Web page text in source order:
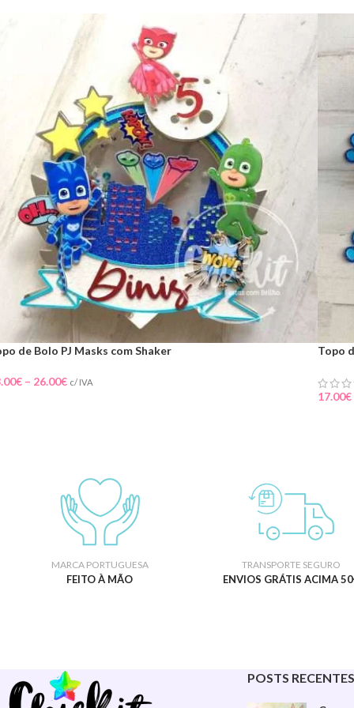
de Bolo PJ Masks com Shaker
€ – 26.00€ c/ IVA
Topo
17.00€
MARCA PORTUGUESA
FEITO À MÃO
TRANSPORTE SEGURO
ENVIOS GRÁTIS ACIMA
POSTS RECENTES